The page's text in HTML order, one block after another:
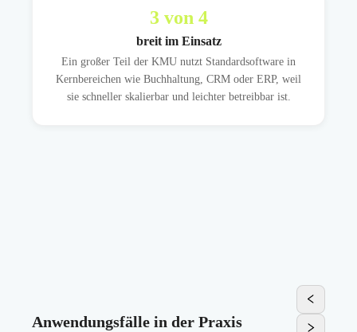
3von 4
breit im Einsatz
Ein großer Teil der KMU nutzt Standardsoftware in
Kernbereichen wie Buchhaltung, CRM oder ERP, weil
sie schneller skalierbar und leichter betreibbar ist.
Anwendungsfälle in der Praxis